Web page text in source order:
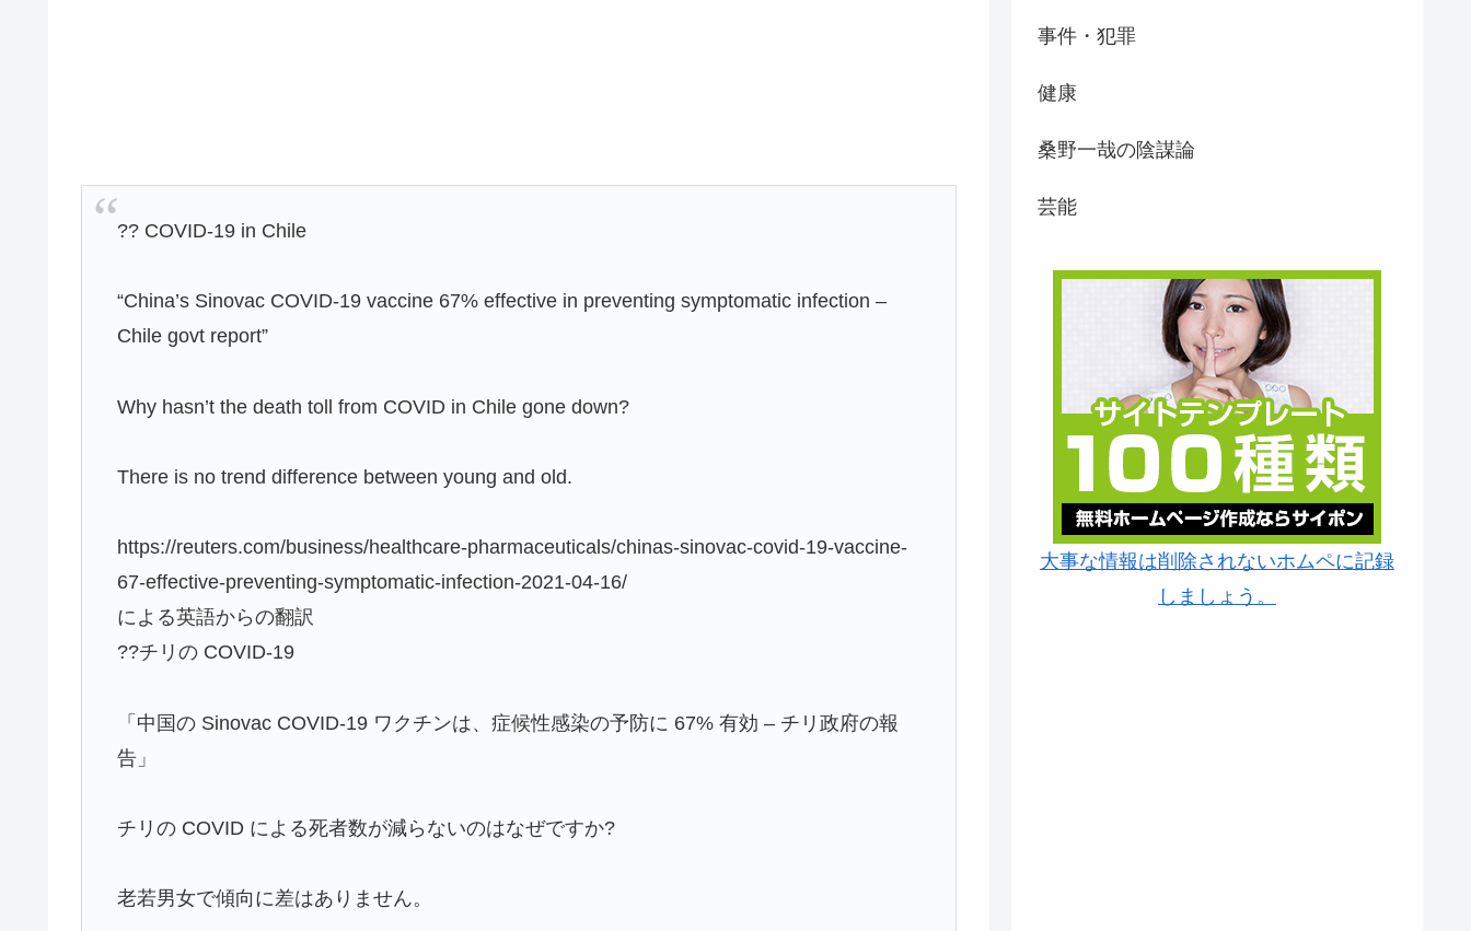
?? COVID-19 in Chile
“China’s Sinovac COVID-19 vaccine 67% effective in preventing symptomatic infection –
Chile govt report”
Why hasn’t the death toll from COVID in Chile gone down?
There is no trend difference between young and old.
https://reuters.com/business/healthcare-pharmaceuticals/chinas-sinovac-covid-19-vaccine-
67-effective-preventing-symptomatic-infection-2021-04-16/
による英語からの翻訳
??チリの COVID-19
「中国の Sinovac COVID-19 ワクチンは、症候性感染の予防に 67% 有効 – チリ政府の報
告」
チリの COVID による死者数が減らないのはなぜですか?
老若男女で傾向に差はありません。
事件・犯罪
健康
桑野一哉の陰謀論
芸能
大事な情報は削除されないホムペに記録
しましょう。